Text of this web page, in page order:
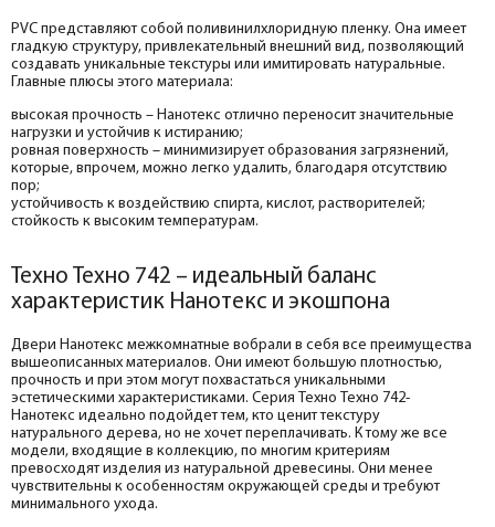
PVC представляют собой поливинилхлоридную пленку. Она имеет
гладкую структуру, привлекательный внешний вид, позволяющий
создавать уникальные текстуры или имитировать натуральные.
Главные плюсы этого материала:
высокая прочность – Нанотекс отлично переносит значительные
нагрузки и устойчив к истиранию;
ровная поверхность – минимизирует образования загрязнений,
которые, впрочем, можно легко удалить, благодаря отсутствию
пор;
устойчивость к воздействию спирта, кислот, растворителей;
стойкость к высоким температурам.
Техно Техно 742 – идеальный баланс
характеристик Нанотекс и экошпона
Двери Нанотекс межкомнатные вобрали в себя все преимущества
вышеописанных материалов. Они имеют большую плотностью,
прочность и при этом могут похвастаться уникальными
эстетическими характеристиками. Серия Техно Техно 742-
Нанотекс идеально подойдет тем, кто ценит текстуру
натурального дерева, но не хочет переплачивать. К тому же все
модели, входящие в коллекцию, по многим критериям
превосходят изделия из натуральной древесины. Они менее
чувствительны к особенностям окружающей среды и требуют
минимального ухода.